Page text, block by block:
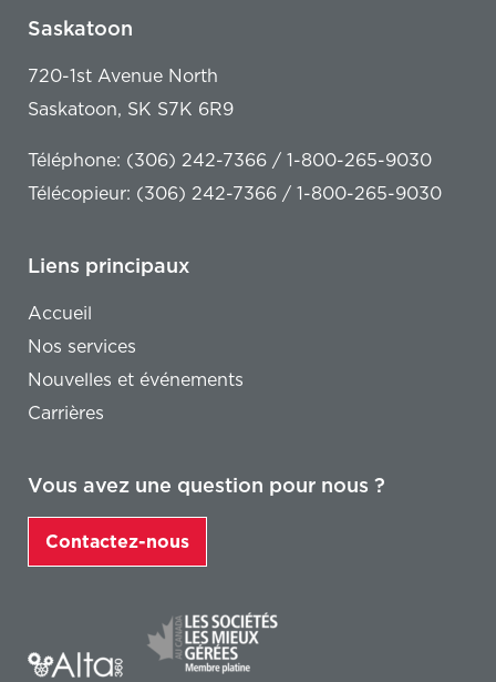
Saskatoon
720-1st Avenue North
Saskatoon, SK S7K 6R9
Téléphone: (306) 242-7366 / 1-800-265-9030
Télécopieur: (306) 242-7366 / 1-800-265-9030
Liens principaux
Accueil
Nos services
Nouvelles et événements
Carrières
Vous avez une question pour nous ?
Contactez-nous